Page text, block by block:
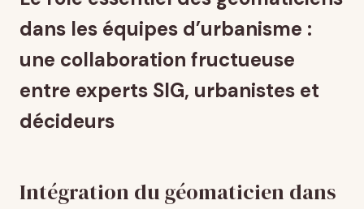
Analyse spatiale au service de l’évaluation
prospective
Communication et visualisation de la complexité
Gestion des données spatiales et pérennité de la
connaissance urbaine
dans les équipes d’urbanisme :
une collaboration fructueuse
entre experts SIG, urbanistes et
décideurs
Intégration du géomaticien dans